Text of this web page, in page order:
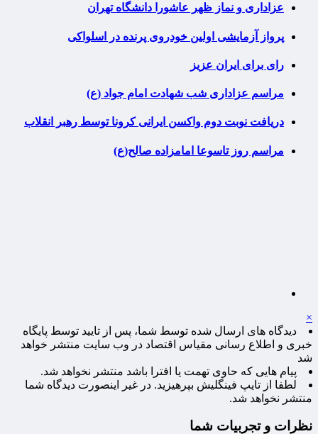
عزاداری و نماز ظهر عاشورا دانشگاه تهران
پرواز آزمایشی اولین خودروی پرنده در اسلواکی
رای برای ایران عزیز
مراسم عزاداری شب شهادت امام جواد (ع)
دریافت نوبت دوم واکسن ایرانی کرونا توسط رهبر انقلاب
مراسم روز تاسوعا امامزاده صالح(ع)
×
دیدگاه های ارسال شده توسط شما، پس از تایید توسط پایگاه
خبری و اطلاع رسانی مقیاس اقتصاد در وب سایت منتشر خواهد
شد
پیام هایی که حاوی تهمت یا افترا باشد منتشر نخواهد شد.
لطفا از تایپ فینگلیش بپرهیزید. در غیر اینصورت دیدگاه شما
منتشر نخواهد شد.
نظرات و تجربیات شما